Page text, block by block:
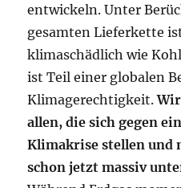
entwickeln. Unter
gesamten Lieferkette
klimaschädlich wie
ist Teil einer globalen
Klimagerechtigkeit.
allen, die sich gegen
Klimakrise stellen und
schon jetzt massiv